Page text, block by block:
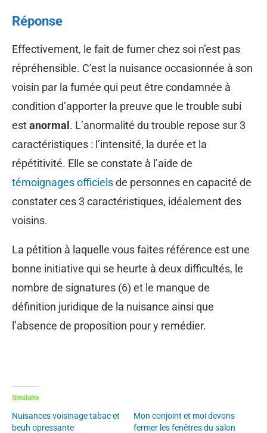
Réponse
Effectivement, le fait de fumer chez soi n’est pas
répréhensible. C’est la nuisance occasionnée à son
voisin par la fumée qui peut être condamnée à
condition d’apporter la preuve que le trouble subi
estanormal . L’anormalité du trouble repose sur 3
caractéristiques : l’intensité, la durée et la
répétitivité. Elle se constate à l’aide de
témoignages officielsde personnes en capacité de
constater ces 3 caractéristiques, idéalement des
voisins.
La pétition à laquelle vous faites référence est une
bonne initiative qui se heurte à deux difficultés, le
nombre de signatures (6) et le manque de
définition juridique de la nuisance ainsi que
l’absence de proposition pour y remédier.
Similaire
Nuisances voisinage tabac et
beuh opressante
Mon conjoint et moi devons
fermer les fenêtres du salon